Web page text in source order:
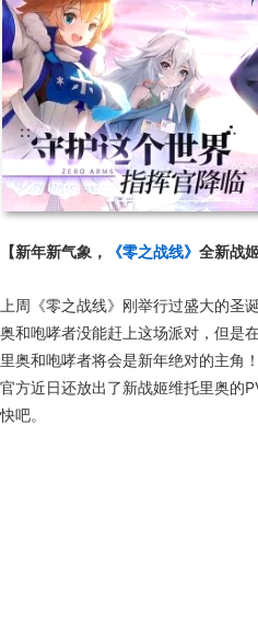
【新年新气象， 《零之战线》 全新战
上周《零之战线》刚举行过盛大的圣
奥和咆哮者没能赶上这场派对，但是
里奥和咆哮者将会是新年绝对的主角！
官方近日还放出了新战姬维托里奥的
快吧。